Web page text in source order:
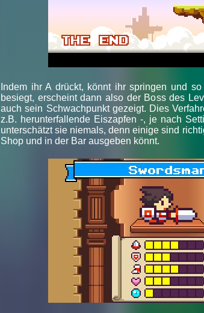
Indem ihr A drückt, könnt ihr springen und
besiegt, erscheint dann also der Boss des
auch sein Schwachpunkt gezeigt. Dies
z.B. herunterfallende Eiszapfen -, je nach
unterschätzt sie niemals, denn einige sind
Shop und in der Bar ausgeben könnt.